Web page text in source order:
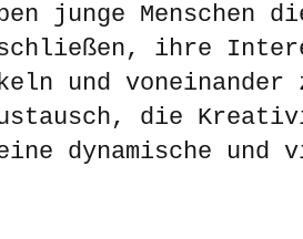
junge Menschen
ihre
und
die
eine dynamische